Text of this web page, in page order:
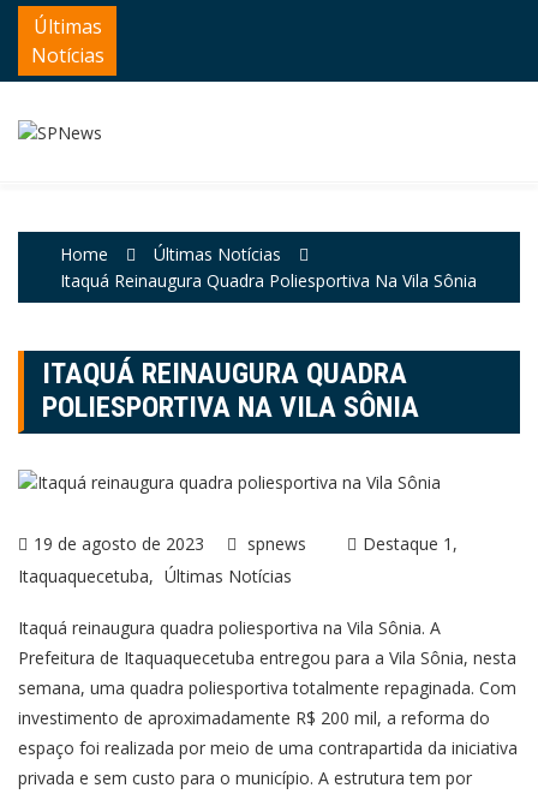
Skip
content
Últimas
Notícias
Home
Últimas Notícias
Itaquá Reinaugura Quadra Poliesportiva Na Vila Sônia
ITAQUÁ REINAUGURA QUADRA
POLIESPORTIVA NA VILA SÔNIA
19 de agosto de 2023 spnews
Destaque 1
Itaquaquecetuba
Últimas Notícias
Itaquá reinaugura quadra poliesportiva na Vila Sônia. A
Prefeitura de Itaquaquecetuba entregou para a Vila Sônia, nesta
semana, uma quadra poliesportiva totalmente repaginada. Com
investimento de aproximadamente R$ 200 mil, a reforma do
espaço foi realizada por meio de uma contrapartida da iniciativa
privada e sem custo para o município. A estrutura tem por